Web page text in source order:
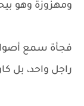
ومهزوزة وهو
فجأة سمع
راجل واحد، بل